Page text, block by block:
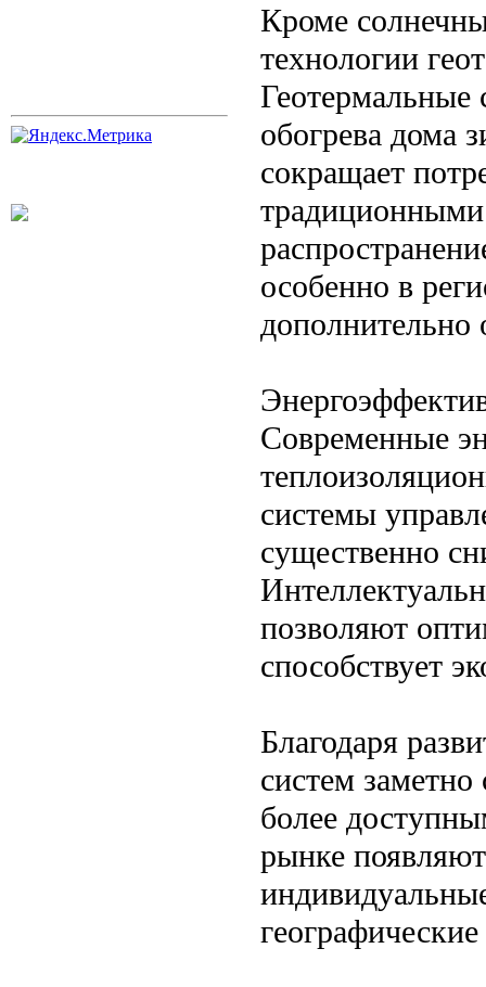
Кроме
технологии
Геотермальные
обогрева дома
сокращает
особенно в
дополнительно
Современные
системы
существенно
позволяют
способствует
Благодаря
систем
более
рынке